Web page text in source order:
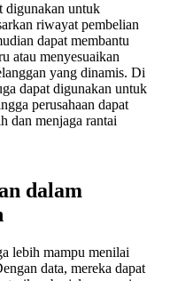
digunakan untuk
riwayat pembelian
dapat membantu
atau menyesuaikan
yang dinamis. Di
dapat digunakan untuk
perusahaan dapat
dan menjaga rantai
dalam
lebih mampu menilai
data, mereka dapat